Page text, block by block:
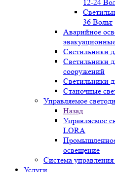
12-24
36 Вольт
Аварийное
Светильники
Светильники
сооружений
Светильники
Станочные
Управляемое
Назад
Управляемое
LORA
освещение
Система
Услуги